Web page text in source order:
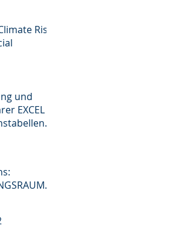
Risk
und
EXCEL